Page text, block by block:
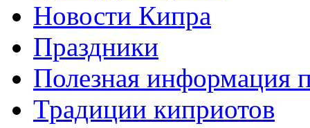
Новости Кипра
Праздники
Полезная информация
Традиции киприотов